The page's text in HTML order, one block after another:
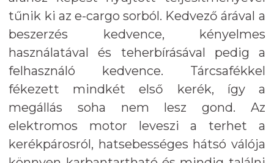
tűnik ki az e-cargo sorból. Kedvező árával a
beszerzés kedvence, kényelmes
használatával és teherbírásával pedig a
felhasználó kedvence. Tárcsafékkel
fékezett mindkét első kerék, így a
megállás soha nem lesz gond. Az
elektromos motor leveszi a terhet a
kerékpárosról, hatsebességes hátsó válója